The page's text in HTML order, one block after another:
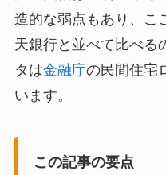
造的な弱点もあり、こ
天銀行と並べて比べる
タは金融庁の民間住宅
います。
この記事の要点